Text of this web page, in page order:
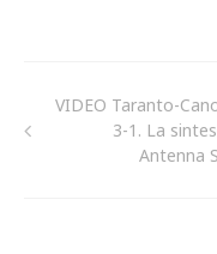
VIDEO Taranto-
3-1. La
Antenna